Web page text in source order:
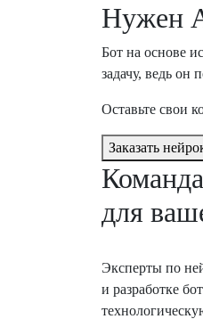
Нужен
Бот на основе
задачу, ведь он
Оставьте свои
Заказать
для
Эксперты по
и разработке